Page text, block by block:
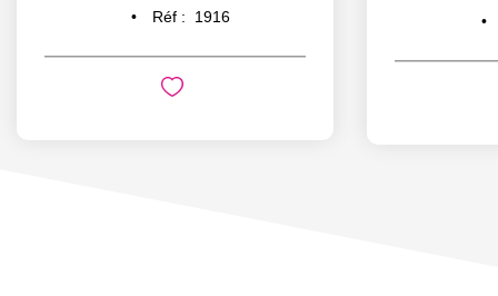
Réf :
1916